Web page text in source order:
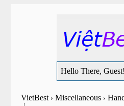
Hello There, Guest!
VietBest›Miscellaneous ›